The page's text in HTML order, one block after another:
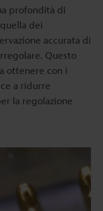
profondità di
dei
accurata di
Questo
ottenere con i
a ridurre
la regolazione